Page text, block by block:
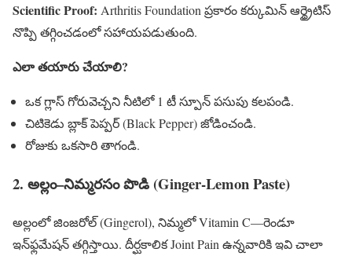
Scientific Proof: Arthritis Foundation ప్రకారం కర్కుమిన్ ఆర్థ్రైటిస్
నొప్పి తగ్గించడంలో సహాయపడుతుంది.
ఎలా తయారు చేయాలి?
ఒక గ్లాస్ గోరువెచ్చని నీటిలో 1 టీ స్పూన్ పసుపు కలపండి.
చిటికెడు బ్లాక్ పెప్పర్ (Black Pepper) జోడించండి.
రోజుకు ఒకసారి తాగండి.
2. అల్లం–నిమ్మరసం పొడి (Ginger-Lemon Paste)
అల్లంలో జింజరోల్ (Gingerol), నిమ్మలో Vitamin C—రెండూ
ఇన్‌ఫ్లమేషన్‌ తగ్గిస్తాయి. దీర్ఘకాలిక Joint Pain ఉన్నవారికి ఇవి చాలా